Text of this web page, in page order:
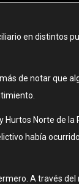
en distintos
de notar que
Norte de
había
A través